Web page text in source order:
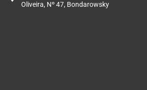
Oliveira, Nº 47, Bondarowsky